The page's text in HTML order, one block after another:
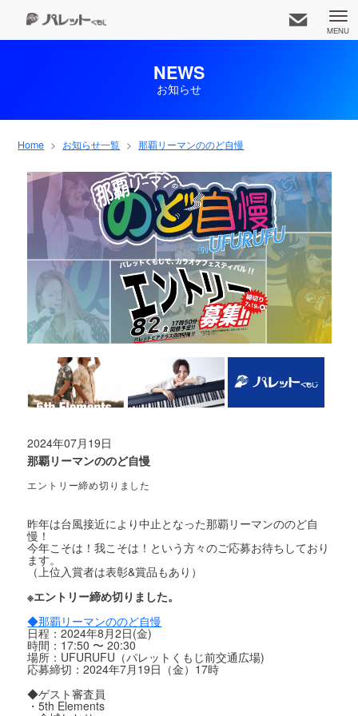
MENU
お知らせ一覧 事業内容
企業情報
アクセス
パレット広報部
ホーム
NEWS
お知らせ
Home お知らせ一覧 那覇リーマンののど自慢
那覇リーマンののど自慢
2024年07月19日
エントリー締め切りました
昨年は台風接近により中止となった那覇リーマンののど自
慢！
今年こそは！我こそは！という方々のご応募お待ちしており
ます。
（上位入賞者は表彰&賞品もあり）
※エントリー締め切りました。
◆那覇リーマンののど自慢
日程：2024年8月2日(金)
時間：17:50 〜 20:30
場所：UFURUFU（パレットくもじ前交通広場)
応募締切：2024年7月19日（金）17時
◆ゲスト審査員
・5th Elements